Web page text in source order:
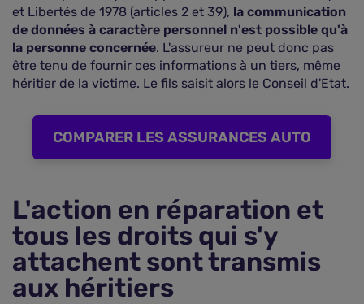
et Libertés de 1978 (articles 2 et 39), la communication
de données à caractère personnel n'est possible qu'à
la personne concernée. L'assureur ne peut donc pas
être tenu de fournir ces informations à un tiers, même
héritier de la victime. Le fils saisit alors le Conseil d'Etat.
COMPARER LES ASSURANCES AUTO
L'action en réparation et
tous les droits qui s'y
attachent sont transmis
aux héritiers